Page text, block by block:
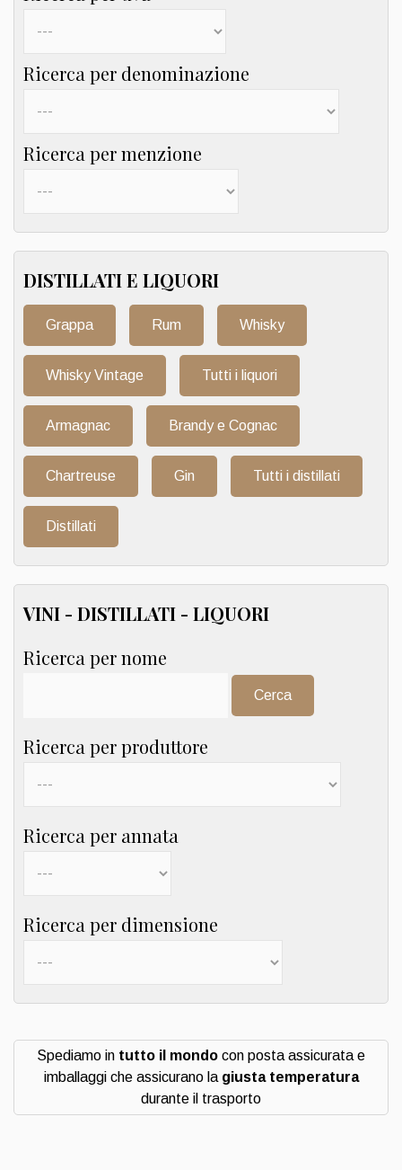
Ricerca per denominazione
Ricerca per menzione
DISTILLATI E LIQUORI
Grappa Rum Whisky
Whisky Vintage Tutti i liquori
Armagnac Brandy e Cognac
Chartreuse Gin Tutti i distillati
Distillati
VINI - DISTILLATI - LIQUORI
Ricerca per nome
Ricerca per produttore
Ricerca per annata
Ricerca per dimensione
Spediamo in tutto il mondo con posta assicurata e
imballaggi che assicurano la giusta temperatura
durante il trasporto